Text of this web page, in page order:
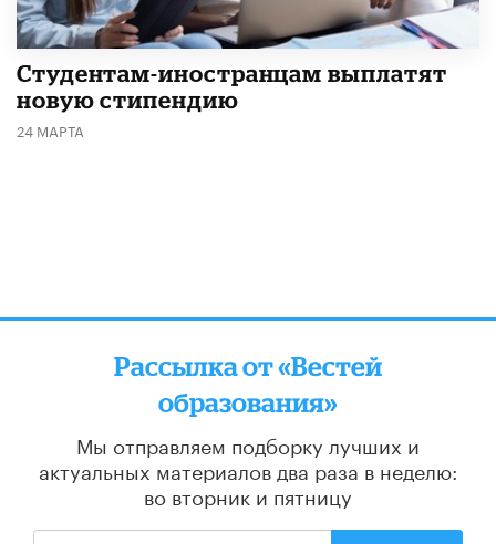
Студентам-иностранцам выплатят
новую стипендию
24 МАРТА
Рассылка от «Вестей
образования»
Мы отправляем подборку лучших и
актуальных материалов два раза в неделю:
во вторник и пятницу